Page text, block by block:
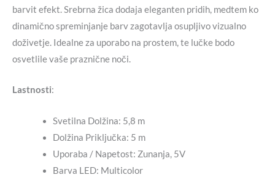
barvit efekt. Srebrna žica dodaja eleganten pridih, medtem ko
dinamično spreminjanje barv zagotavlja osupljivo vizualno
doživetje. Idealne za uporabo na prostem, te lučke bodo
osvetlile vaše praznične noči.
Lastnosti:
Svetilna Dolžina: 5,8 m
Dolžina Priključka: 5 m
Uporaba / Napetost: Zunanja, 5V
Barva LED: Multicolor